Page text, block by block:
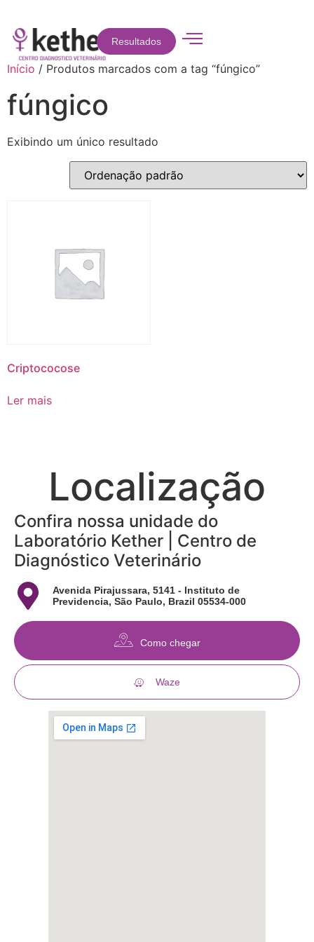
Resultados
Início / Produtos marcados com a tag “fúngico”
fúngico
Exibindo um único resultado
Criptococose
Ler mais
Localização
Confira nossa unidade do
Laboratório Kether | Centro de
Diagnóstico Veterinário
Avenida Pirajussara, 5141 - Instituto de
Previdencia, São Paulo, Brazil 05534-000
Como chegar
Waze